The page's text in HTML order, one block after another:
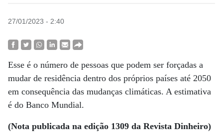
27/01/2023 - 2:40
Esse é o número de pessoas que podem ser forçadas a
mudar de residência dentro dos próprios países até 2050
em consequência das mudanças climáticas. A estimativa
é do Banco Mundial.
(Nota publicada na edição 1309 da Revista Dinheiro)